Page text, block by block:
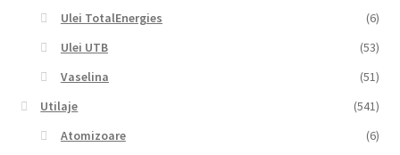
Ulei TotalEnergies
(6)
Ulei UTB
(53)
Vaselina
(51)
Utilaje
(541)
Atomizoare
(6)